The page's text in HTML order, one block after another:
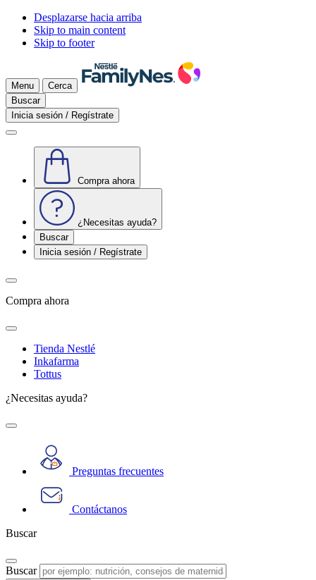
Desplazarse hacia arriba
Skip to main content
Skip to footer
Menu
Cerca
Buscar
Inicia sesión / Regístrate
Compra ahora
¿Necesitas ayuda?
Buscar
Inicia sesión / Regístrate
Compra ahora
Tienda Nestlé
Inkafarma
Tottus
¿Necesitas ayuda?
Preguntas frecuentes
Contáctanos
Buscar
Buscar